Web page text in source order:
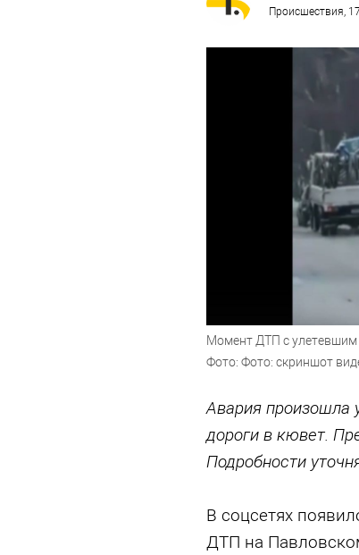
Происшествия,
Момент ДТП с улетевшим
Фото: Фото: скриншот
Авария произошла
дороги в кювет.
Подробности
В соцсетях
ДТП на